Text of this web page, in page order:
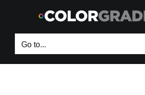
content
Go to...